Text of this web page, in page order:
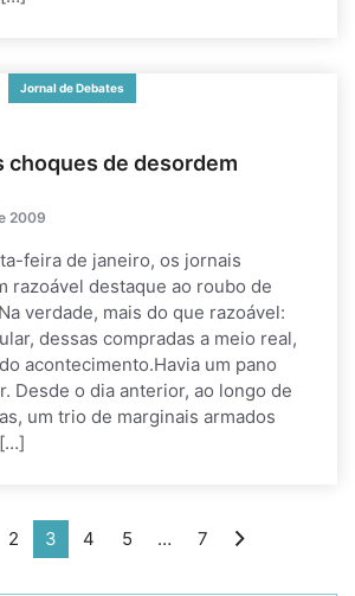
Jornal de Debates
choques de desordem
2009
feira de janeiro, os jornais
razoável destaque ao roubo de
verdade, mais do que razoável:
dessas compradas a meio real,
acontecimento.Havia um pano
Desde o dia anterior, ao longo de
um trio de marginais armados
2 3 4 5 … 7